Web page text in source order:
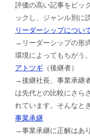
評価の高い記事をピッ
ックし、ジャンル別に
リーダーシップについ
→リーダーシップの形
環境によってもちがう
アトツギ （後継者）
→後継社長、事業承継
は先代との比較にさら
れています。そんなと
事業承継
→事業承継に正解はあ